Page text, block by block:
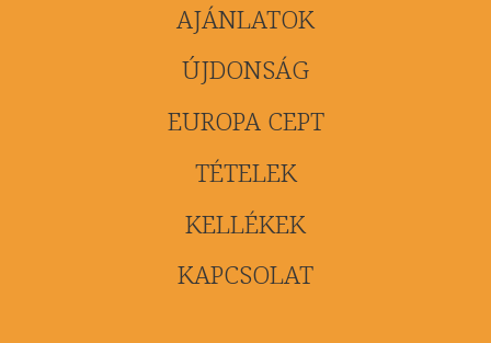
AJÁNLATOK
ÚJDONSÁG
EUROPA CEPT
TÉTELEK
KELLÉKEK
KAPCSOLAT